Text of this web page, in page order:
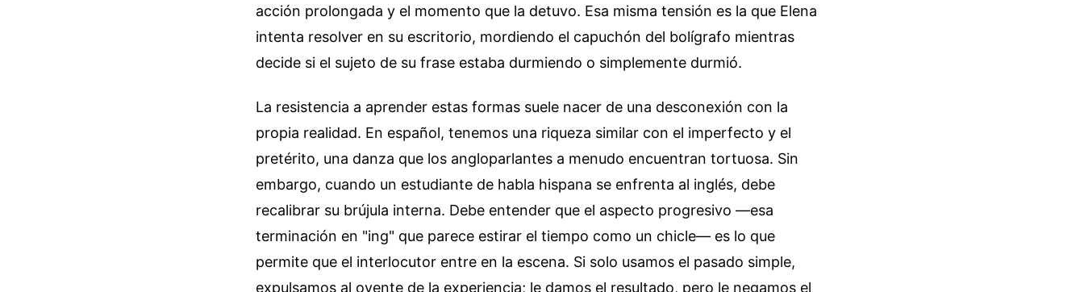
acción prolongada y el momento que la detuvo. Esa misma tensión es la que Elena
intenta resolver en su escritorio, mordiendo el capuchón del bolígrafo mientras
decide si el sujeto de su frase estaba durmiendo o simplemente durmió.
La resistencia a aprender estas formas suele nacer de una desconexión con la
propia realidad. En español, tenemos una riqueza similar con el imperfecto y el
pretérito, una danza que los angloparlantes a menudo encuentran tortuosa. Sin
embargo, cuando un estudiante de habla hispana se enfrenta al inglés, debe
recalibrar su brújula interna. Debe entender que el aspecto progresivo —esa
terminación en "ing" que parece estirar el tiempo como un chicle— es lo que
permite que el interlocutor entre en la escena. Si solo usamos el pasado simple,
expulsamos al oyente de la experiencia; le damos el resultado, pero le negamos el